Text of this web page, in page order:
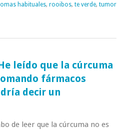
habituales, rooibos, te verde, tumor
leído que la cúrcuma
fármacos
decir un
de leer que la cúrcuma no es